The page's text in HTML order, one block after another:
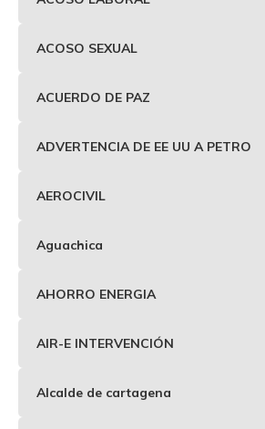
ACOSO SEXUAL
ACUERDO DE PAZ
ADVERTENCIA DE EE UU A PETRO
AEROCIVIL
Aguachica
AHORRO ENERGIA
AIR-E INTERVENCIÓN
Alcalde de cartagena